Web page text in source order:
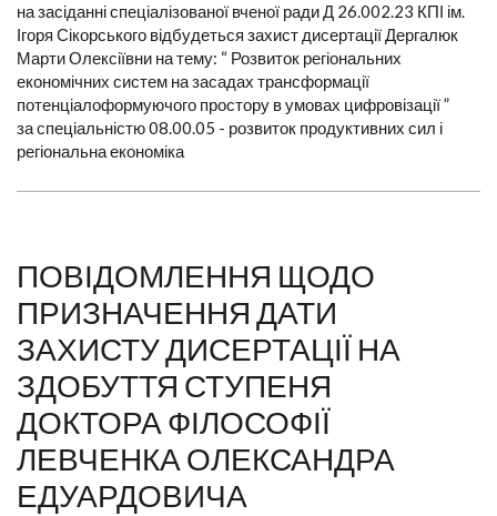
на засіданні спеціалізованої вченої ради Д 26.002.23 КПІ ім.
Ігоря Сікорського відбудеться захист дисертації Дергалюк
Марти Олексіївни на тему: “ Розвиток регіональних
економічних систем на засадах трансформації
потенціалоформуючого простору в умовах цифровізації ”
за спеціальністю 08.00.05 - розвиток продуктивних сил і
регіональна економіка
ПОВІДОМЛЕННЯ ЩОДО
ПРИЗНАЧЕННЯ ДАТИ
ЗАХИСТУ ДИСЕРТАЦІЇ НА
ЗДОБУТТЯ СТУПЕНЯ
ДОКТОРА ФІЛОСОФІЇ
ЛЕВЧЕНКА ОЛЕКСАНДРА
ЕДУАРДОВИЧА